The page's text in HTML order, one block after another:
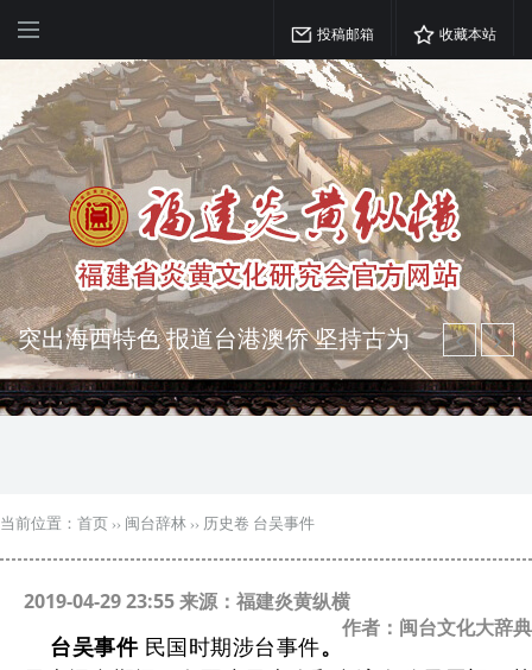
投稿邮箱 收藏本站
突出海西特色 报道台港澳侨 坚持古为
今用 力求雅俗共赏
弘扬优秀文化 振奋民族精神 介绍民族
瑰宝 宣传中华精英
当前位置： 首页 ›› 闽台辞林 ›› 历史卷 台吴事件
2019-04-29 23:55 来源：福建炎黄纵横
作者：闽台文化大辞典
台吴事件 民国时期涉台事件。